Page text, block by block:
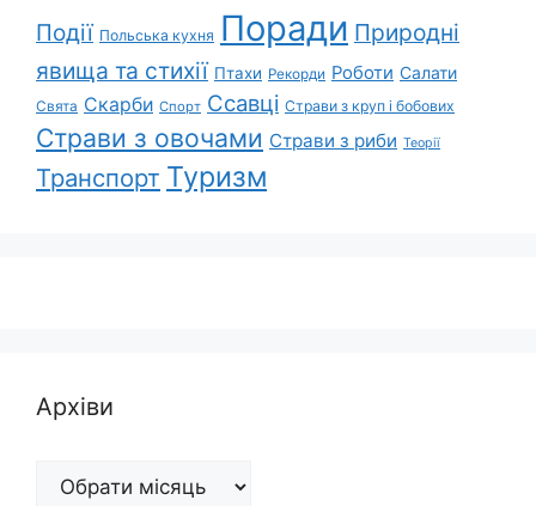
Події Польська кухня Поради Природні
явища та стихії Птахи Рекорди Роботи Салати
Свята Скарби Спорт Ссавці Страви з круп і бобових
Страви з овочами Страви з риби Теорії
Транспорт Туризм
Архіви
Архіви